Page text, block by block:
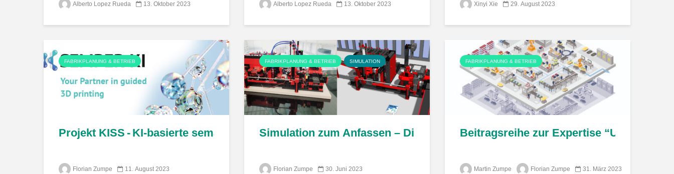
Alberto Lopez Rueda 13. Oktober 2023 Alberto Lopez Rueda 13. Oktober 2023 Xinyi Xie 29. August 2023
FABRIKPLANUNG & BETRIEB
Projekt KISS - KI-basierte semantische Plattform zur rapiden Etablierung von Wertschöpfungsnetzwerken in
Florian Zumpe 11. August 2023
FABRIKPLANUNG & BETRIEB SIMULATION
Simulation zum Anfassen – Digitale Zwillinge durch Kopplung von
Florian Zumpe 30. Juni 2023
FABRIKPLANUNG & BETRIEB
Beitragsreihe zur Expertise
Martin Zumpe Florian Zumpe 31. März 2023